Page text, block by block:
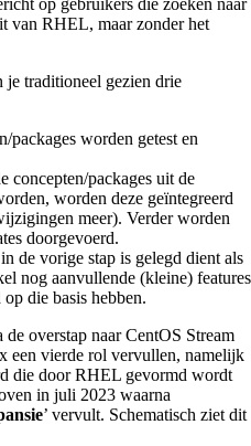
op gebruikers die zoeken naar
van RHEL, maar zonder het
je traditioneel gezien drie
packages worden getest en
concepten/packages uit de
worden deze geïntegreerd
meer). Verder worden
doorgevoerd.
de vorige stap is gelegd dient als
nog aanvullende (kleine) features
die basis hebben.
overstap naar CentOS Stream
vierde rol vervullen, namelijk
die door RHEL gevormd wordt
in juli 2023 waarna
’ vervult. Schematisch ziet dit